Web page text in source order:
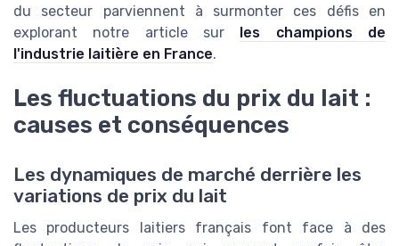
du secteur parviennent à surmonter ces défis en
explorant notre article sur les champions de
l'industrie laitière en France.
Les fluctuations du prix du lait :
causes et conséquences
Les dynamiques de marché derrière les
variations de prix du lait
Les producteurs laitiers français font face à des